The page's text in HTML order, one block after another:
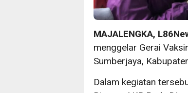
MAJALENGKA,
menggelar Gerai
Sumberjaya,
Dalam kegiatan